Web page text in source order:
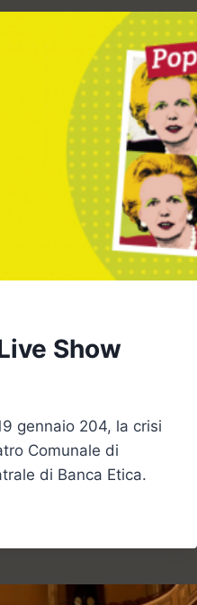
Show
gennaio 204, la crisi
Comunale di
di Banca Etica.